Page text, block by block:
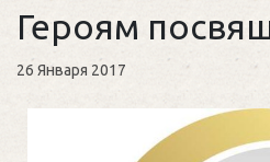
Героям
26 Января 2017